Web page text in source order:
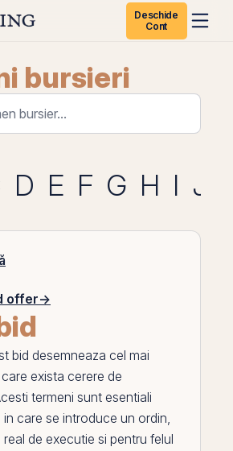
Deschide
Cont
bursieri
D E F G H I J
offer→
bid desemneaza cel mai
exista cerere de
termeni sunt esentiali
care se introduce un ordin,
de executie si pentru felul